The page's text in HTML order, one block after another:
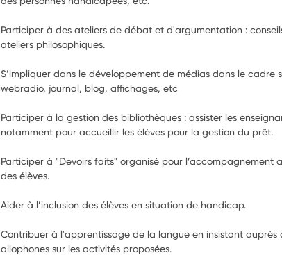
Participer à des ateliers de débat et d'argumentation :
ateliers philosophiques.
S’impliquer dans le développement de médias dans le cadre
webradio, journal, blog, affichages, etc
Participer à la gestion des bibliothèques : assister les
notamment pour accueillir les élèves pour la gestion du prêt.
Participer à "Devoirs faits" organisé pour l’accompagnement
des élèves.
Aider à l’inclusion des élèves en situation de handicap.
Contribuer à l'apprentissage de la langue en insistant auprès
allophones sur les activités proposées.